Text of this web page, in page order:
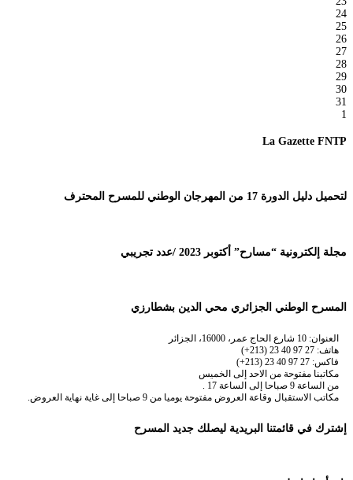
24
25
26
27
28
29
30
31
1
La Gazette FNTP
لتحميل دليل الدورة 17 من المهرجان الوطني للمسرح المحترف
مجلة إلكترونية “مسارح” أكتوبر 2023 /عدد تجريبي
المسرح الوطني الجزائري محي الدين بشطارزي
العنوان: 10 شارع الحاج عمر، 16000، الجزائر
هاتف: 27 97 40 23 (213+)
فاكس: 27 97 40 23 (213+)
مكاتبنا مفتوحة من الاحد إلى الخميس
من الساعة 9 صباحا إلى الساعة 17 .
مكاتب الاستقبال وقاعة العروض مفتوحة يوميا من 9 صباحا إلى غاية نهاية العروض.
إشترك في قائمتنا البريدية ليصلك جديد المسرح